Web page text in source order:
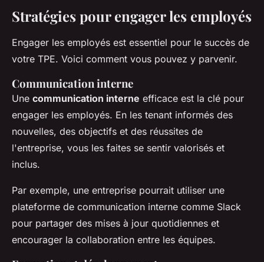
Stratégies pour engager les employés
Engager les employés est essentiel pour le succès de
votre TPE. Voici comment vous pouvez y parvenir.
Communication interne
Une communication interne efficace est la clé pour
engager les employés. En les tenant informés des
nouvelles, des objectifs et des réussites de
l'entreprise, vous les faites se sentir valorisés et
inclus.
Par exemple, une entreprise pourrait utiliser une
plateforme de communication interne comme Slack
pour partager des mises à jour quotidiennes et
encourager la collaboration entre les équipes.